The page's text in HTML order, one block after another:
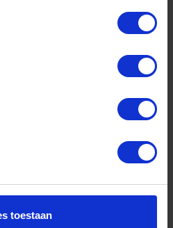
toestaan
DVZ VL030-serie